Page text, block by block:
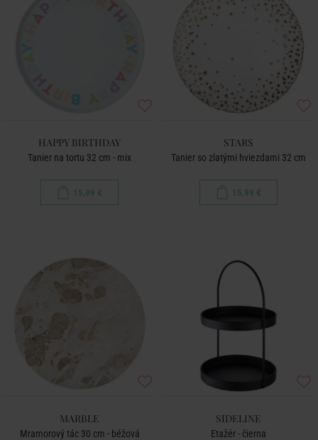
HAPPY BIRTHDAY
Tanier na tortu 32 cm - mix
15,99 €
STARS
Tanier so zlatými hviezdami 32 cm
15,99 €
MARBLE
Mramorový tác 30 cm - béžová
SIDELINE
Etažér - čierna